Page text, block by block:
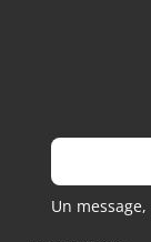
Un